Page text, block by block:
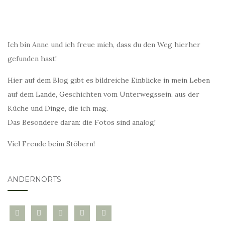
Ich bin Anne und ich freue mich, dass du den Weg hierher
gefunden hast!
Hier auf dem Blog gibt es bildreiche Einblicke in mein Leben
auf dem Lande, Geschichten vom Unterwegssein, aus der
Küche und Dinge, die ich mag.
Das Besondere daran: die Fotos sind analog!
Viel Freude beim Stöbern!
ANDERNORTS
bloglovininstagramtwitter pinterest
mail